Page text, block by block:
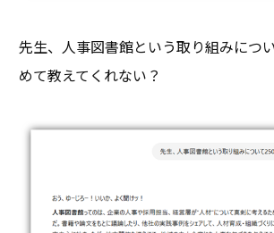
先生、人事図書館という取り組みにつ
めて教えてくれない？